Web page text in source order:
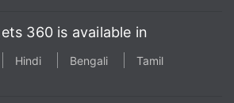
360 is available in
Hindi Bengali Tamil